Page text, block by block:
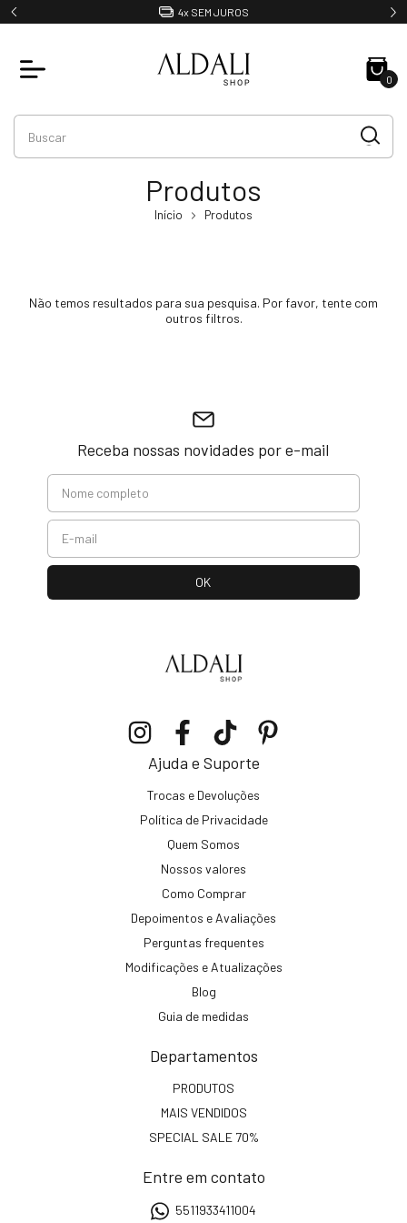
4x SEM JUROS
0
Produtos
Início Produtos
Não temos resultados para sua pesquisa. Por favor, tente com
outros filtros.
Receba nossas novidades por e-mail
Ajuda e Suporte
Trocas e Devoluções
Política de Privacidade
Quem Somos
Nossos valores
Como Comprar
Depoimentos e Avaliações
Perguntas frequentes
Modificações e Atualizações
Blog
Guia de medidas
Departamentos
PRODUTOS
MAIS VENDIDOS
SPECIAL SALE 70%
Entre em contato
5511933411004